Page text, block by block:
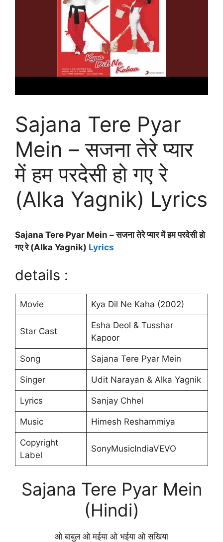
Sajana Tere Pyar
Mein – सजना तेरे प्यार
में हम परदेसी हो गए रे
(Alka Yagnik) Lyrics
Sajana Tere Pyar Mein – सजना तेरे प्यार में हम परदेसी हो
गए रे (Alka Yagnik) Lyrics
details :
Movie Kya Dil Ne Kaha (2002)
Star Cast
Esha Deol & Tusshar
Kapoor
Song Sajana Tere Pyar Mein
Singer Udit Narayan & Alka Yagnik
Lyrics Sanjay Chhel
Music Himesh Reshammiya
Copyright
Label
SonyMusicIndiaVEVO
Sajana Tere Pyar Mein
(Hindi)
ओ बाबुल ओ मईया ओ भईया ओ सखिया